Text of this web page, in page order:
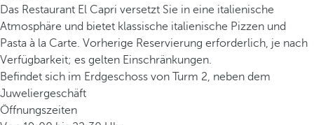
Das Restaurant El Capri versetzt Sie in eine italienische
Atmosphäre und bietet klassische italienische Pizzen und
Pasta à la Carte. Vorherige Reservierung erforderlich, je nach
Verfügbarkeit; es gelten Einschränkungen.
Befindet sich im Erdgeschoss von Turm 2, neben dem
Juweliergeschäft
Öffnungszeiten